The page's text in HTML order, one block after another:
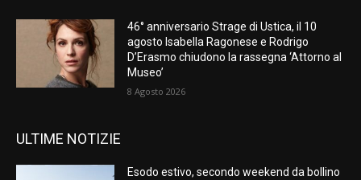
46° anniversario Strage di Ustica, il 10
agosto Isabella Ragonese e Rodrigo
D’Erasmo chiudono la rassegna ‘Attorno al
Museo’
8 Agosto 2026
ULTIME NOTIZIE
Esodo estivo, secondo weekend da bollino